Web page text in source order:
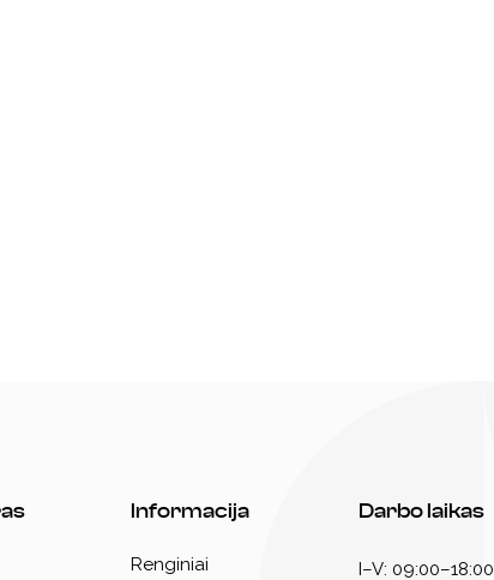
Informacija
Renginiai
Darbo laikas
I–V: 09:00–18:00